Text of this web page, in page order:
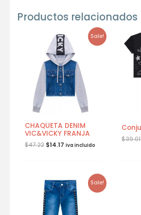
Productos relacionados
Sale!
CHAQUETA DENIM
VIC&VICKY FRANJA
$47.22 $14.17 Iva incluido
$39.01
Sale!